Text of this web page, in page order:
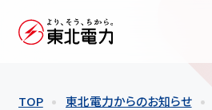
TOP
東北電力からのお知らせ